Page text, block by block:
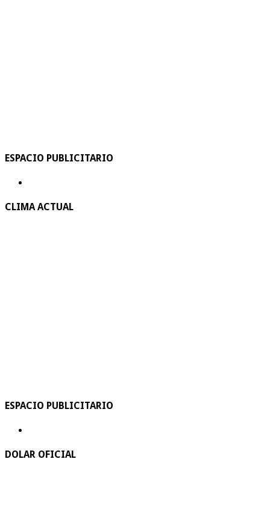
ESPACIO PUBLICITARIO
CLIMA ACTUAL
ESPACIO PUBLICITARIO
DOLAR OFICIAL